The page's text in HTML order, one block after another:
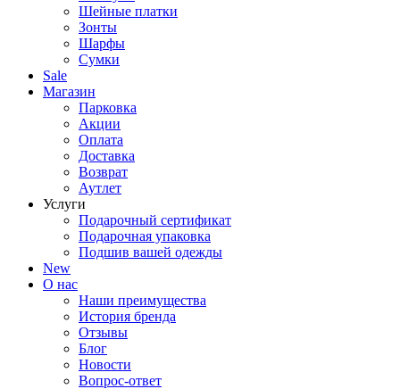
Шейные платки
Зонты
Шарфы
Сумки
Sale
Магазин
Парковка
Акции
Оплата
Доставка
Возврат
Аутлет
Услуги
Подарочный сертификат
Подарочная упаковка
Подшив вашей одежды
New
О нас
Наши преимущества
История бренда
Отзывы
Блог
Новости
Вопрос-ответ